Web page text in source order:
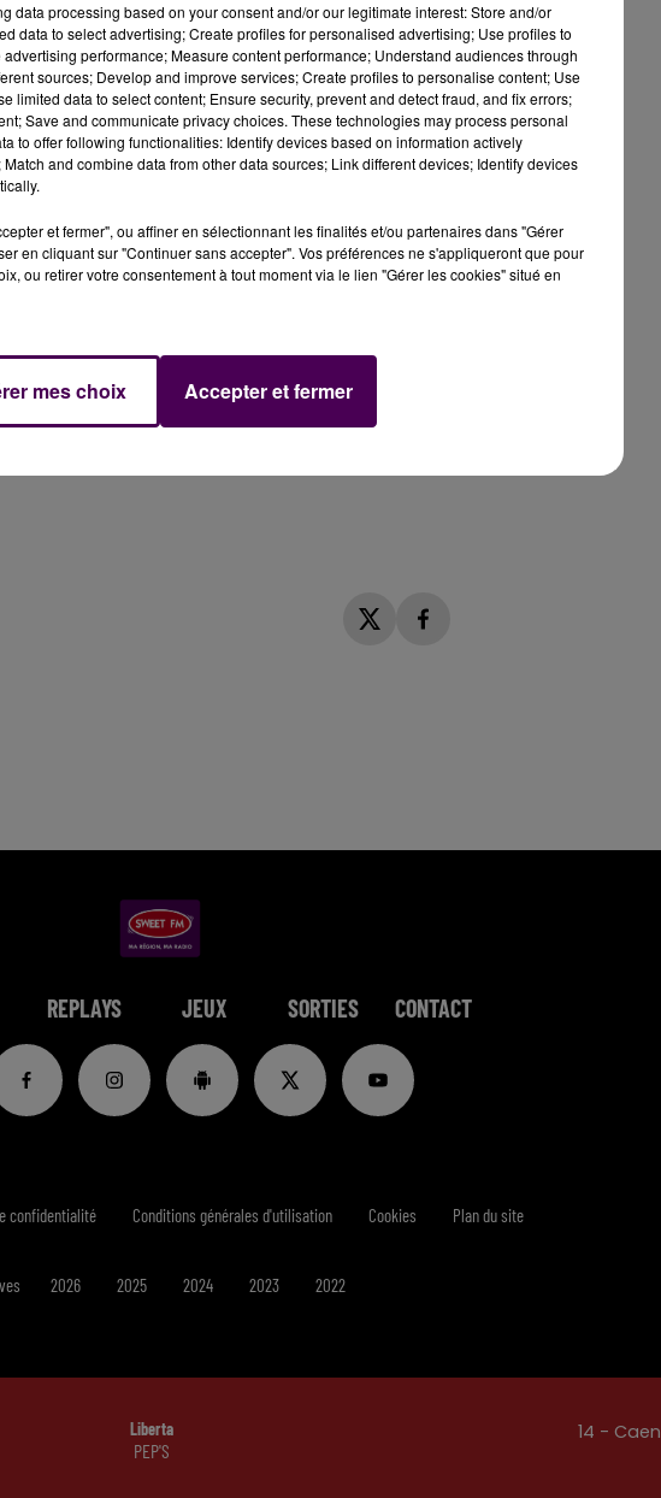
REPLAYS JEUX SORTIES CONTACT
Liberta
PEP'S
14 - Caen
confidentialité Conditions générales d'utilisation Cookies Plan du site
2026 2025 2024 2023 2022
data processing based on your consent and/or our legitimate interest: Store and/or
data to select advertising; Create profiles for personalised advertising; Use profiles to
performance; Measure content performance; Understand audiences through
sources; Develop and improve services; Create profiles to personalise content; Use
limited data to select content; Ensure security, prevent and detect fraud, and fix errors;
Save and communicate privacy choices. These technologies may process personal
to offer following functionalities: Identify devices based on information actively
and combine data from other data sources; Link different devices; Identify devices
et fermer", ou affiner en sélectionnant les finalités et/ou partenaires dans "Gérer
en cliquant sur "Continuer sans accepter". Vos préférences ne s'appliqueront que pour
ou retirer votre consentement à tout moment via le lien "Gérer les cookies" situé en
mes choix Accepter et fermer